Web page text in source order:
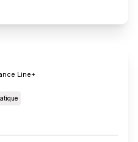
Line+